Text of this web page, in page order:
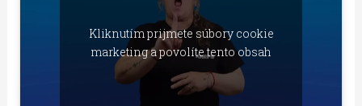
Kliknutím prijmete súbory cookie
marketing a povolíte tento obsah